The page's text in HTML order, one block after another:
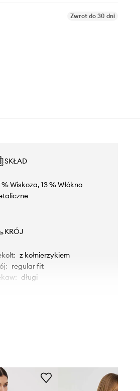
Zwrot do 30 dni
SKŁAD
% Wiskoza, 13 % Włókno
KRÓJ
: z kołnierzykiem
: regular fit
: długi
wybór rozmiaru, jaki nosisz